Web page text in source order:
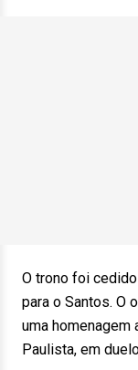
O trono foi
para o Santos. O
uma homenagem
Paulista, em